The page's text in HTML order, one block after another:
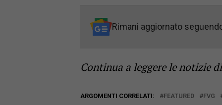
Rimani aggiornato
Continua a leggere le notizie
ARGOMENTI CORRELATI: FEATURED FVG